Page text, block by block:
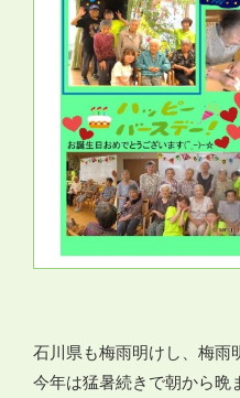
石川県も梅雨明けし、梅雨
今年は猛暑続きで朝から晩